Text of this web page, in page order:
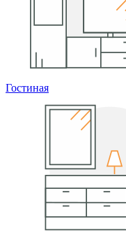
Гостиная